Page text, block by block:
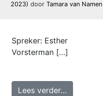
2023)door Tamara van Namen
Spreker: Esther
Vorsterman […]
Lees verder…from